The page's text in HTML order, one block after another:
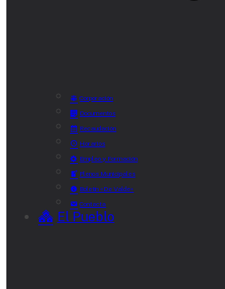
Corporación
Documentos
Recaudación
Horarios
Empleo y Formación
Plenos Municipales
Boletín «De Valde»
Contacta
El Pueblo